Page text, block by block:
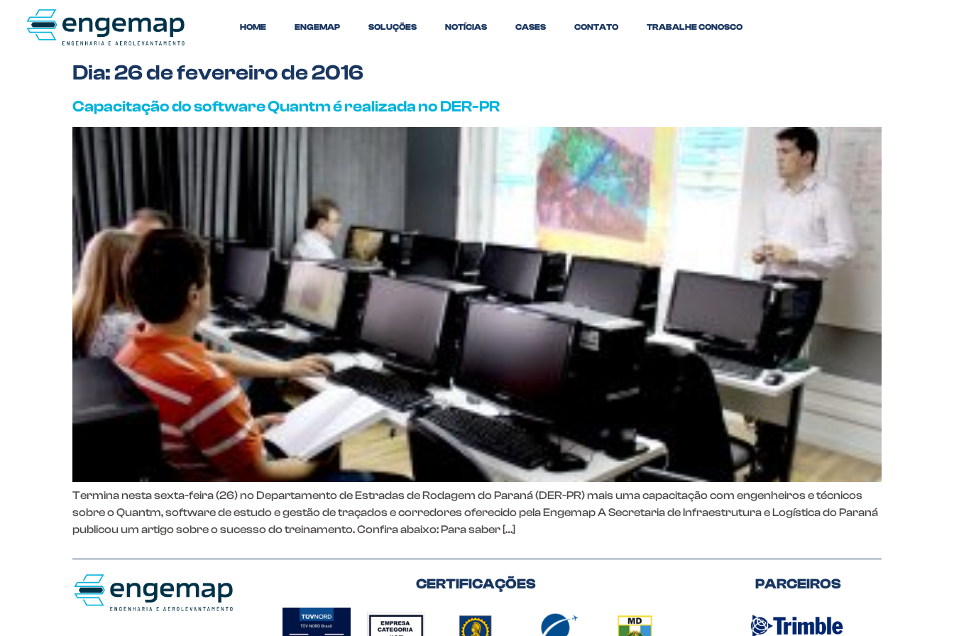
HOME ENGEMAP SOLUÇÕES NOTÍCIAS CASES CONTATO TRABALHE CONOSCO
Dia:26 de fevereiro de 2016
Capacitação do software Quantm é realizada no DER-PR
Termina nesta sexta-feira (26) no Departamento de Estradas de Rodagem do Paraná (DER-PR) mais uma capacitação com engenheiros e técnicos
sobre o Quantm, software de estudo e gestão de traçados e corredores oferecido pela Engemap A Secretaria de Infraestrutura e Logística do Paraná
publicou um artigo sobre o sucesso do treinamento. Confira abaixo: Para saber […]
CERTIFICAÇÕES PARCEIROS